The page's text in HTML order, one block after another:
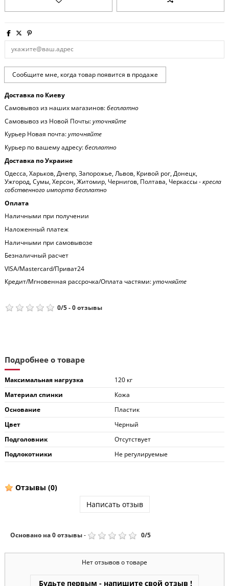
Доставка по Киеву
Самовывоз из наших магазинов:бесплатно
Самовывоз из Новой Почты:уточняйте
Курьер Новая почта:уточняйте
Курьер по вашему адресу:бесплатно
Доставка по Украине
Одесса, Харьков, Днепр, Запорожье, Львов, Кривой рог, Донецк,
Ужгород, Сумы, Херсон, Житомир, Чернигов, Полтава, Черкассы -кресла
собственного импорта бесплатно
Оплата
Наличными при получении
Наложенный платеж
Наличными при самовывозе
Безналичный расчет
VISA/Mastercard/Приват24
Кредит/Мгновенная рассрочка/Оплата частями:уточняйте
0/5-0отзывы
Подробнее о товаре
Максимальная нагрузка
120 кг
Материал спинки
Кожа
Основание
Пластик
Цвет
Черный
Подголовник
Отсутствует
Подлокотники
Не регулируемые
Отзывы (0)
Написать отзыв
Основано на0отзывы- 0/5
Нет отзывов о товаре
Будьте первым - напишите свой отзыв !